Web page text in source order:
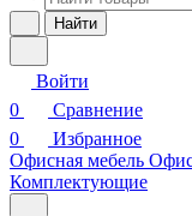
Найти
Войти
0
Сравнение
0
Избранное
Офисная мебель
Комплектующие